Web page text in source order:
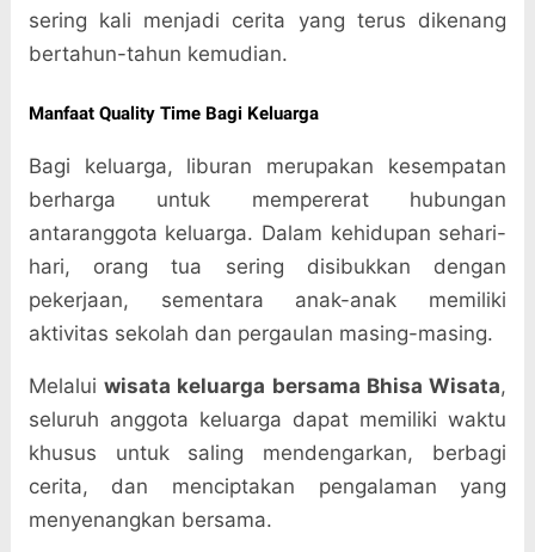
sering kali menjadi cerita yang terus dikenang
bertahun-tahun kemudian.
Manfaat Quality Time Bagi Keluarga
Bagi keluarga, liburan merupakan kesempatan
berharga untuk mempererat hubungan
antaranggota keluarga. Dalam kehidupan sehari-
hari, orang tua sering disibukkan dengan
pekerjaan, sementara anak-anak memiliki
aktivitas sekolah dan pergaulan masing-masing.
Melaluiwisata keluarga bersama Bhisa Wisata,
seluruh anggota keluarga dapat memiliki waktu
khusus untuk saling mendengarkan, berbagi
cerita, dan menciptakan pengalaman yang
menyenangkan bersama.